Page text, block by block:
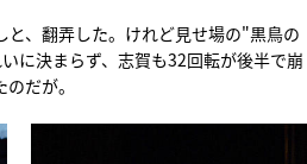
、翻弄した。けれど見せ場の"黒鳥の
に決まらず、志賀も32回転が後半で崩
だが。